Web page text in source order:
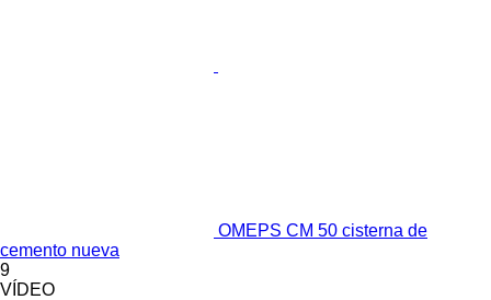
OMEPS CM 50 cisterna de
cemento nueva
9
VÍDEO